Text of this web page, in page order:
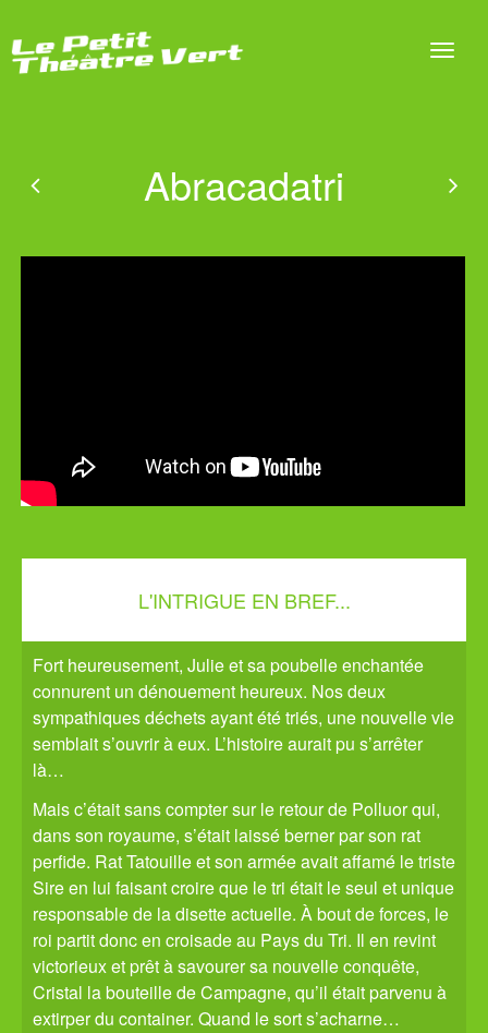
Abracadatri
L'INTRIGUE EN BREF...
Fort heureusement, Julie et sa poubelle enchantée
connurent un dénouement heureux. Nos deux
sympathiques déchets ayant été triés, une nouvelle vie
semblait s’ouvrir à eux. L’histoire aurait pu s’arrêter
là…
Mais c’était sans compter sur le retour de Polluor qui,
dans son royaume, s’était laissé berner par son rat
perfide. Rat Tatouille et son armée avait affamé le triste
Sire en lui faisant croire que le tri était le seul et unique
responsable de la disette actuelle. À bout de forces, le
roi partit donc en croisade au Pays du Tri. Il en revint
victorieux et prêt à savourer sa nouvelle conquête,
Cristal la bouteille de Campagne, qu’il était parvenu à
extirper du container. Quand le sort s’acharne…